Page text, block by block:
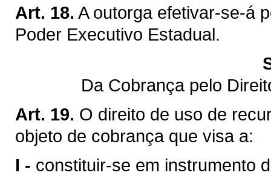
Art. 18. A outorga efetivar-se-á
Poder Executivo Estadual.
Da Cobrança pelo
Art. 19. O direito de uso de
objeto de cobrança que visa a:
I - constituir-se em instrumento